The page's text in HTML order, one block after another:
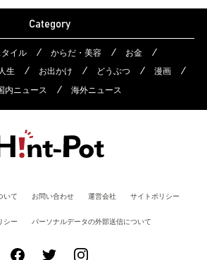
Category
イル からだ・美容
お金
生 お出かけ どうぶつ
漫画
内ニュース 海外ニュース
いて お問い合わせ 運営会社 サイトポリシー
シー パーソナルデータの外部送信について